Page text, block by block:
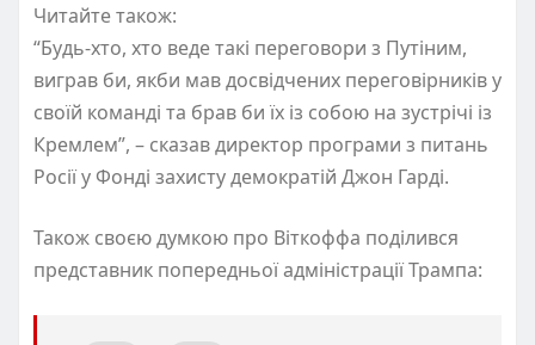
Читайте також:
“Будь-хто, хто веде такі переговори з Путіним,
виграв би, якби мав досвідчених переговірників у
своїй команді та брав би їх із собою на зустрічі із
Кремлем”, – сказав директор програми з питань
Росії у Фонді захисту демократій Джон Гарді.
Також своєю думкою про Віткоффа поділився
представник попередньої адміністрації Трампа: